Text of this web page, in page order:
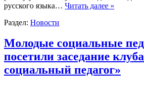
русского языка… Читать далее »
Раздел: Новости
Молодые социальные
посетили заседание
социальный педагог»